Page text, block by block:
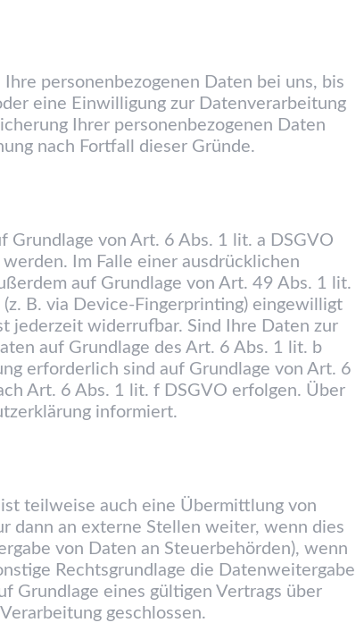
personenbezogenen Daten bei uns, bis
eine Einwilligung zur Datenverarbeitung
Ihrer personenbezogenen Daten
nach Fortfall dieser Gründe.
von Art. 6 Abs. 1 lit. a DSGVO
Im Falle einer ausdrücklichen
auf Grundlage von Art. 49 Abs. 1 lit.
B. via Device-Fingerprinting) eingewilligt
jederzeit widerrufbar. Sind Ihre Daten zur
auf Grundlage des Art. 6 Abs. 1 lit. b
erforderlich sind auf Grundlage von Art. 6
Art. 6 Abs. 1 lit. f DSGVO erfolgen. Über
informiert.
teilweise auch eine Übermittlung von
dann an externe Stellen weiter, wenn dies
von Daten an Steuerbehörden), wenn
Rechtsgrundlage die Datenweitergabe
Grundlage eines gültigen Vertrags über
geschlossen.